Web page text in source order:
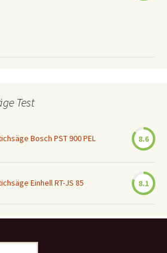
Test
Bosch PST 900 PEL 8.6
Einhell RT-JS 85 8.1